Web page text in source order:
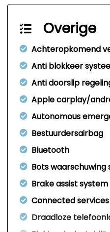
Overige
Achteropkomend
Anti blokkeer
Anti doorslip
Apple carplay/
Autonomous
Bestuurdersairbag
Bluetooth
Bots waarschuwing
Brake assist system
Connected services
Draadloze